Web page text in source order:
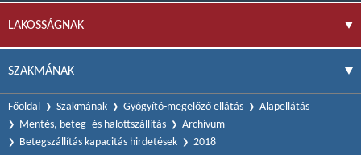
LAKOSSÁGNAK
SZAKMÁNAK
Főoldal Szakmának Gyógyító-megelőző ellátás
Alapellátás
Mentés, beteg- és halottszállítás
Archívum
Betegszállítás kapacitás hirdetések
2018